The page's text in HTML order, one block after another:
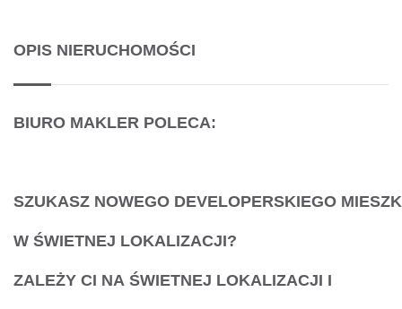
OPIS NIERUCHOMOŚCI
BIURO MAKLER POLECA:
SZUKASZ NOWEGO DEVELOPERSKIEGO
W ŚWIETNEJ LOKALIZACJI?
ZALEŻY CI NA ŚWIETNEJ LOKALIZACJI I